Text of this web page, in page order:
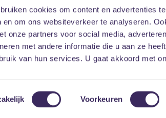
cookies om content en advertenties
en om ons websiteverkeer te analyseren.
onze partners voor social media,
met andere informatie die u aan ze
van hun services. U gaat akkoord met
Voorkeuren
Facebook